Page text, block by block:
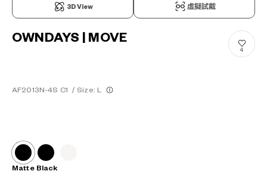
3D View 虛擬試戴
OWNDAYS | MOVE
AF2013N-4S C1 / Size: L
4
Matte Black